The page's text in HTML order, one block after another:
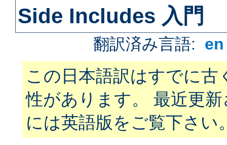
Side Includes 入門
翻訳済み言語:
この日本語訳はすでに古
性があります。 最近更
には英語版をご覧下さい